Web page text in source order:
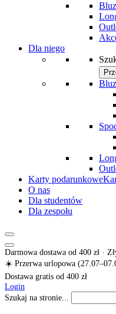
Dla niego
Karty podarunkowe
O nas
Dla studentów
Dla zespołu
Darmowa dostawa od 400 zł ·
☀️ Przerwa urlopowa
Dostawa gratis od 400 zł
Login
Szukaj na stronie...